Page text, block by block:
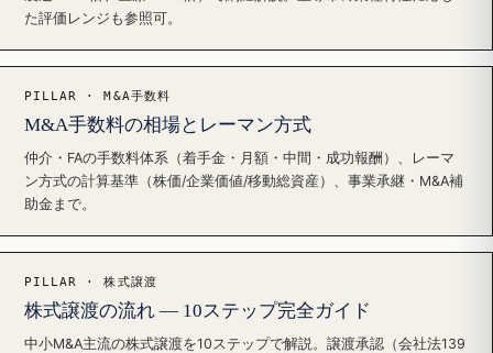
た評価レンジも参照可。
PILLAR · M&A手数料
M&A手数料の相場とレーマン方式
仲介・FAの手数料体系（着手金・月額・中間・成功報酬）、レーマ
ン方式の計算基準（株価/企業価値/移動総資産）、事業承継・M&A補
助金まで。
PILLAR · 株式譲渡
株式譲渡の流れ — 10ステップ完全ガイド
中小M&A主流の株式譲渡を10ステップで解説。譲渡承認（会社法139